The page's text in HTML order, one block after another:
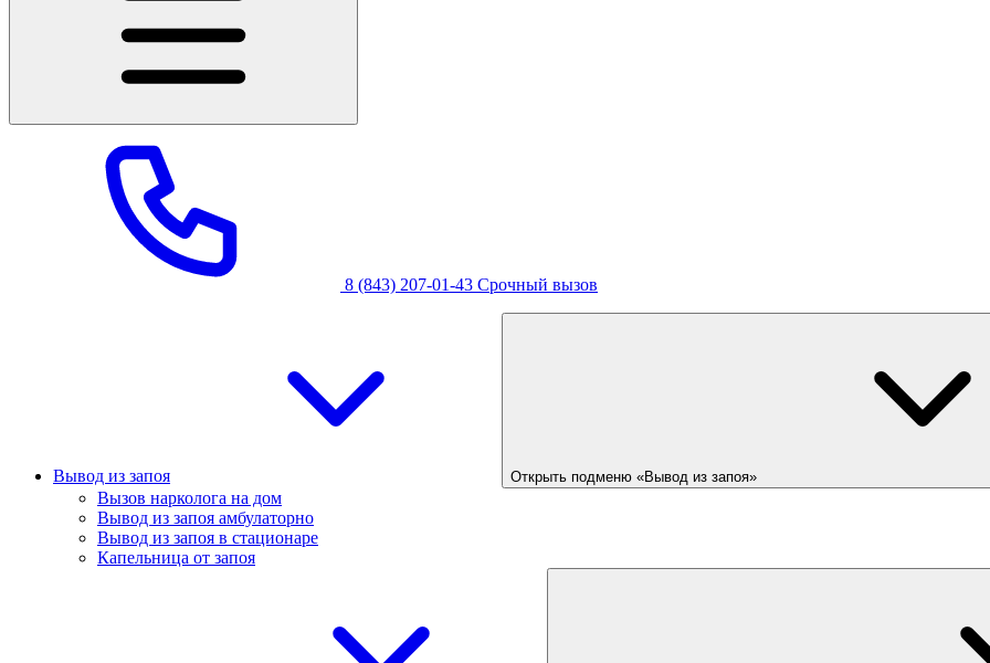
8 (843) 207-01-43 Срочный вызов
Вывод из запоя Открыть подменю «Вывод из запоя»
Вызов нарколога на дом
Вывод из запоя амбулаторно
Вывод из запоя в стационаре
Капельница от запоя